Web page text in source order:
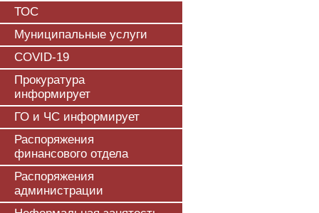
ТОС
Муниципальные услуги
COVID-19
Прокуратура
информирует
ГО и ЧС информирует
Распоряжения
финансового отдела
Распоряжения
администрации